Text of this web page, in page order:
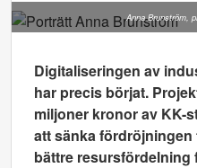
Anna Brunström,
Digitaliseringen av
har precis börjat.
miljoner kronor av KK-
att sänka
bättre resursfördelning